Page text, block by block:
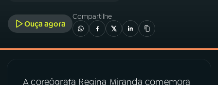
A RÁDIO
03PROGRAMAÇÃO
04
Ouça agora
Compartilhe
A coreógrafa Regina Miranda comemora